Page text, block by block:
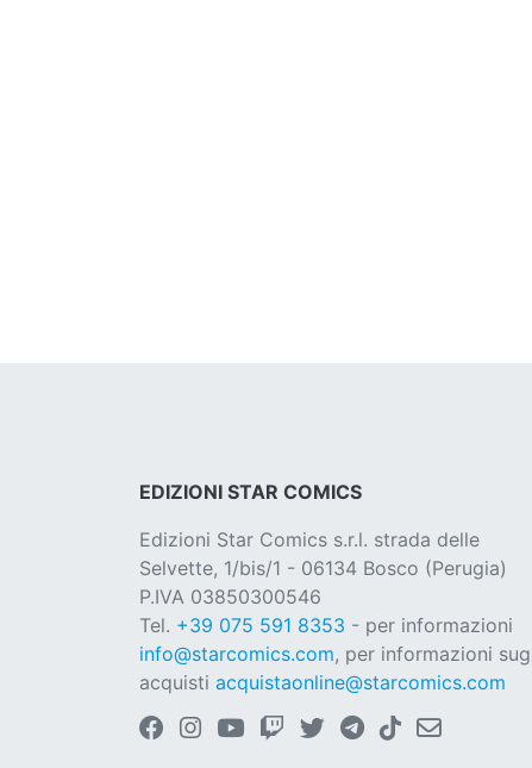
EDIZIONI STAR COMICS
Edizioni Star Comics s.r.l. strada delle
Selvette, 1/bis/1 - 06134 Bosco (Perugia)
P.IVA 03850300546
Tel. +39 075 591 8353 - per informazioni
info@starcomics.com, per informazioni
acquisti acquistaonline@starcomics.com